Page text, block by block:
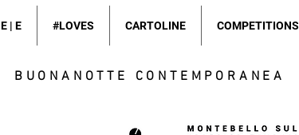
E | E #LOVES CARTOLINE COMPETITIONS
BUONANOTTE CONTEMPORANEA